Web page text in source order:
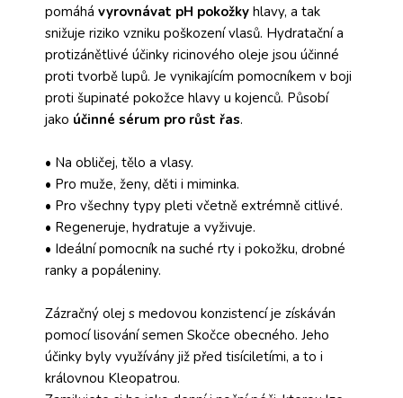
pomáhá vyrovnávat pH pokožky hlavy, a tak
snižuje riziko vzniku poškození vlasů. Hydratační a
protizánětlivé účinky ricinového oleje jsou účinné
proti tvorbě lupů. Je vynikajícím pomocníkem v boji
proti šupinaté pokožce hlavy u kojenců. Působí
jako účinné sérum pro růst řas.
• Na obličej, tělo a vlasy.
• Pro muže, ženy, děti i miminka.
• Pro všechny typy pleti včetně extrémně citlivé.
• Regeneruje, hydratuje a vyživuje.
• Ideální pomocník na suché rty i pokožku, drobné
ranky a popáleniny.
Zázračný olej s medovou konzistencí je získáván
pomocí lisování semen Skočce obecného. Jeho
účinky byly využívány již před tisíciletími, a to i
královnou Kleopatrou.